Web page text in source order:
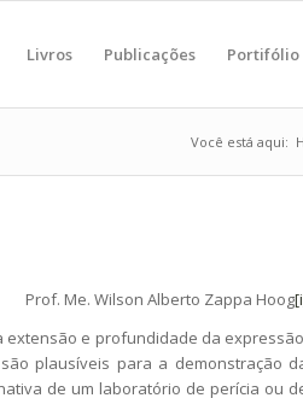
Livros Publicações Portifólio
Você está aqui:
Prof. Me. Wilson Alberto Zappa Hoog
e profundidade da
plausíveis para a demonstração
de um laboratório de perícia ou